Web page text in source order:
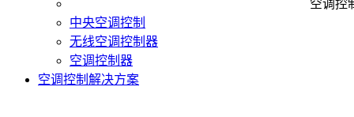
空调控
中央空调控制
无线空调控制器
空调控制器
空调控制解决方案